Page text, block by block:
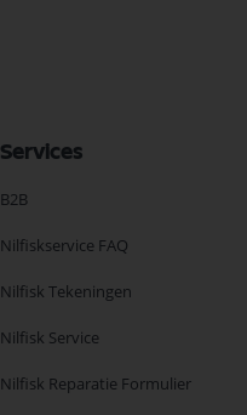
Services
B2B
Nilfiskservice FAQ
Nilfisk Tekeningen
Nilfisk Service
Nilfisk Reparatie Formulier